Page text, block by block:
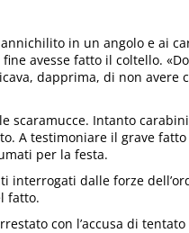
annichilito in un angolo e ai
avesse fatto il coltello.
dapprima, di non avere
scaramucce. Intanto
A testimoniare il grave fatto
per la festa.
interrogati dalle forze
fatto.
con l’accusa di